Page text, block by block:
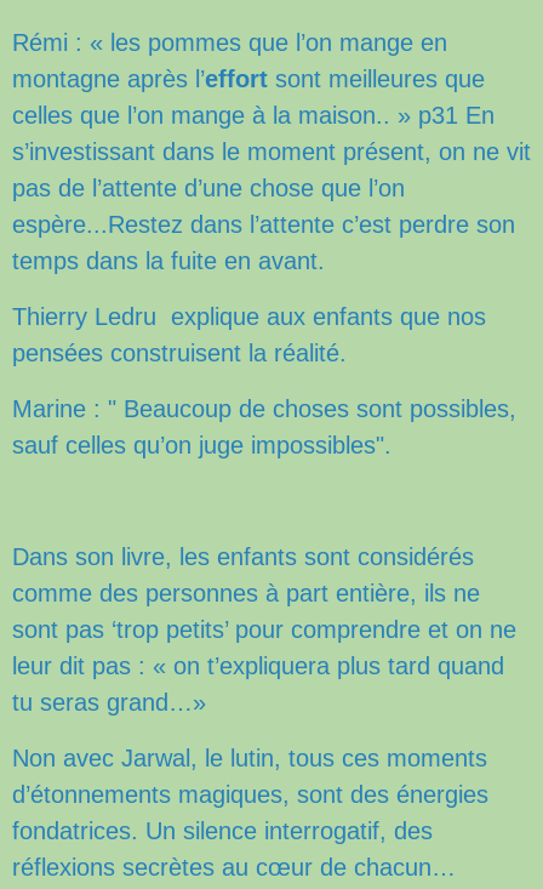
Rémi : « les pommes que l’on mange en
montagne après l’effort sont meilleures que
celles que l’on mange à la maison.. » p31 En
s’investissant dans le moment présent, on ne vit
pas de l’attente d’une chose que l’on
espère...Restez dans l’attente c’est perdre son
temps dans la fuite en avant.
Thierry Ledru explique aux enfants que nos
pensées construisent la réalité.
Marine : " Beaucoup de choses sont possibles,
sauf celles qu’on juge impossibles".
Dans son livre, les enfants sont considérés
comme des personnes à part entière, ils ne
sont pas ‘trop petits’ pour comprendre et on ne
leur dit pas : « on t’expliquera plus tard quand
tu seras grand…»
Non avec Jarwal, le lutin, tous ces moments
d’étonnements magiques, sont des énergies
fondatrices. Un silence interrogatif, des
réflexions secrètes au cœur de chacun…